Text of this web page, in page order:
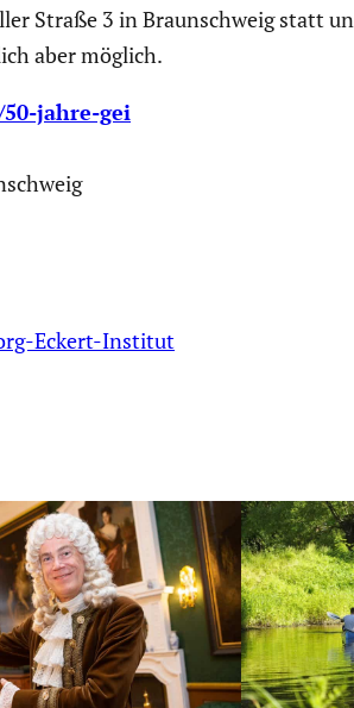
Straße 3 in Braun­schweig statt
aber möglich.
jahre-gei
Eckert-Institut